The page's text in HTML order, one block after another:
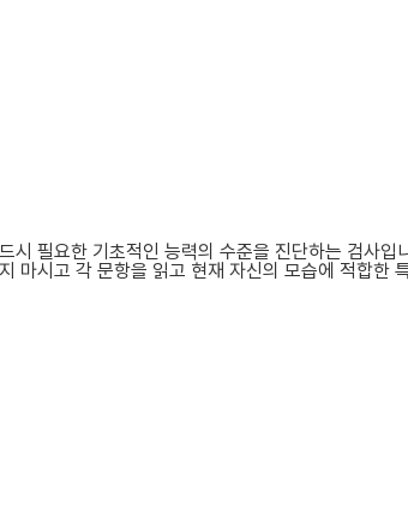
시 필요한 기초적인 능력의 수준을 진단하는 검사입
마시고 각 문항을 읽고 현재 자신의 모습에 적합한